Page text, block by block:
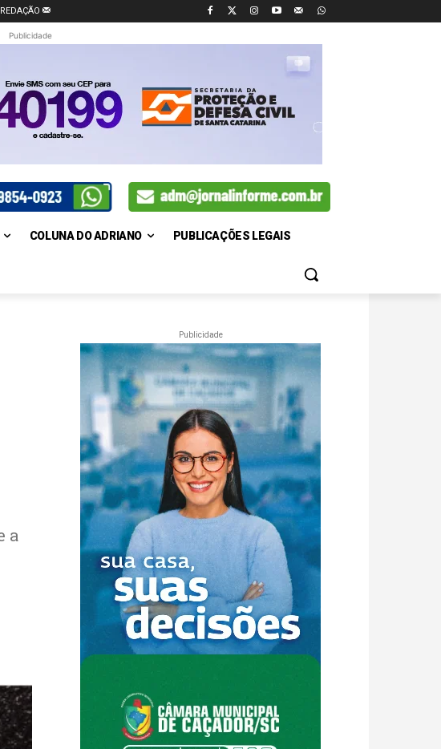
Publicidade
COLUNA DO ADRIANO PUBLICAÇÕES LEGAIS
a
Publicidade